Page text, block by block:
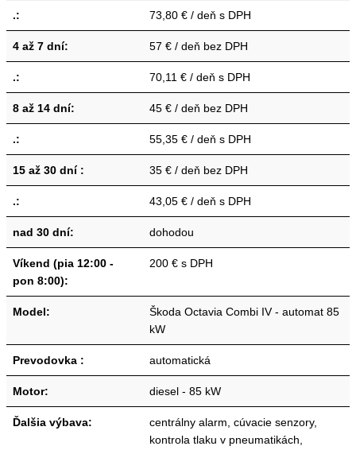
.: 73,80 € / deň s DPH
4 až 7 dní: 57 € / deň bez DPH
.: 70,11 € / deň s DPH
8 až 14 dní: 45 € / deň bez DPH
.: 55,35 € / deň s DPH
15 až 30 dní : 35 € / deň bez DPH
.: 43,05 € / deň s DPH
nad 30 dní: dohodou
Víkend (pia 12:00 -
pon 8:00):
200 € s DPH
Model:
Škoda Octavia Combi IV - automat 85
kW
Prevodovka : automatická
Motor: diesel - 85 kW
Ďalšia výbava:
centrálny alarm, cúvacie senzory,
kontrola tlaku v pneumatikách,